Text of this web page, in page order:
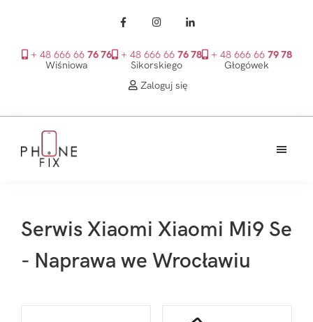
+ 48 666 66 76 76
Wiśniowa
+ 48 666 66 76 78
Sikorskiego
+ 48 666 66 79 78
Głogówek
Zaloguj się
głównego
Serwis Xiaomi Xiaomi Mi9 Se
- Naprawa we Wrocławiu